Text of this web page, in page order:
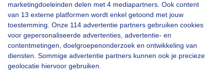
marketingdoeleinden delen met 4 mediapartners. Ook content
van 13 externe platformen wordt enkel getoond met jouw
toestemming. Onze 114 advertentie partners gebruiken cookies
voor gepersonaliseerde advertenties, advertentie- en
contentmetingen, doelgroepenonderzoek en ontwikkeling van
diensten. Sommige advertentie partners kunnen ook je precieze
geolocatie hiervoor gebruiken.
Over Buienradar
Bedrijfsgegevens